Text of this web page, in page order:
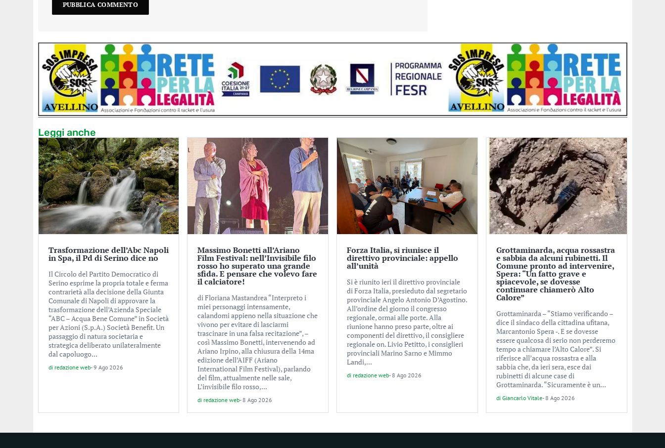
Leggi anche
Trasformazione dell’Abc Napoli
in Spa, il Pd di Serino dice no
Il Circolo del Partito Democratico di
Serino esprime la propria totale e ferma
contrarietà alla decisione della Giunta
Comunale di Napoli di approvare la
trasformazione dell’Azienda Speciale
“ABC – Acqua Bene Comune” in Società
per Azioni (S.p.A.) Società Benefit. Un
passaggio di natura societaria e
strategica deliberato unilateralmente
dal capoluogo...
di redazione web-9 Ago 2026
Massimo Bonetti all’Ariano
Film Festival: nell’Invisibile filo
rosso ho superato una grande
sfida. E pensare che volevo fare
il calciatore!
di Floriana Mastandrea “Interpreto i
miei personaggi intensamente,
calandomi appieno nella situazione che
vivono per evitare di lasciarmi
trascinare in una falsa recitazione”, –
così Massimo Bonetti, intervenendo ad
Ariano Irpino, alla chiusura della 14ma
edizione dell’AIFF (Ariano
International Film Festival), parlando
del film, attualmente nelle sale,
L’invisibile filo rosso,...
di redazione web- 8 Ago 2026
Forza Italia, si riunisce il
direttivo provinciale: appello
all’unità
Si è riunito ieri il direttivo provinciale
di Forza Italia, presieduto dal segretario
provinciale Angelo Antonio D’Agostino.
All’ordine del giorno il congresso
regionale, ormai alle porte. Alla
riunione hanno preso parte, oltre ai
componenti del direttivo, il consigliere
regionale on. Livio Petitto, i consiglieri
provinciali Marino Sarno e Mimmo
Landi,...
di redazione web- 8 Ago 2026
Grottaminarda, acqua rossastra
e sabbia da alcuni rubinetti. Il
Comune pronto ad intervenire,
Spera: “Un fatto grave e
spiacevole, se dovesse
continuare chiamerò Alto
Calore”
Grottaminarda – “Stiamo verificando –
dice il sindaco della cittadina ufitana,
Marcantonio Spera -. E se dovesse
essere qualcosa di serio non perderemo
tempo a chiamare l’Alto Calore”. Si
riferisce all’acqua rossastra e alla
sabbia che, da ieri sera, esce dai
rubinetti di alcune case di
Grottaminarda. “Sicuramente è un...
di Giancarlo Vitale- 8 Ago 2026